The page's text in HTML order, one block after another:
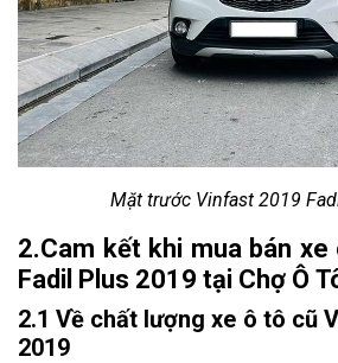
Mặt trước Vinfast 2019
2.Cam kết khi mua bán
Fadil Plus 2019 tại Chợ Ô
2.1 Về chất lượng xe ô tô cũ
2019